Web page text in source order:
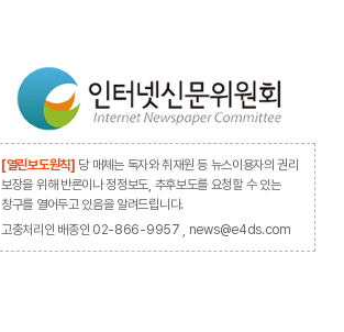
[열린보도원칙] 당 매체는 독자와 취재원 등 뉴스이용자의 권리
보장을 위해 반론이나 정정보도, 추후보도를 요청할 수 있는
창구를 열어두고 있음을 알려드립니다.
고충처리인 배종인 02-866-9957 , news@e4ds.com